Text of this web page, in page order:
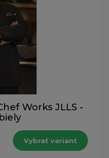
Works JLLS -
Vybrať variant